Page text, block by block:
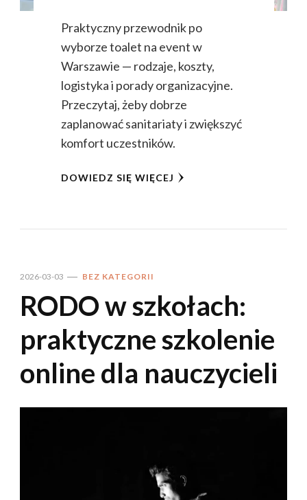
Praktyczny przewodnik po
wyborze toalet na event w
Warszawie — rodzaje, koszty,
logistyka i porady organizacyjne.
Przeczytaj, żeby dobrze
zaplanować sanitariaty i zwiększyć
komfort uczestników.
DOWIEDZ SIĘ WIĘCEJ
2026-03-03 BEZ KATEGORII
RODO w szkołach:
praktyczne szkolenie
online dla nauczycieli